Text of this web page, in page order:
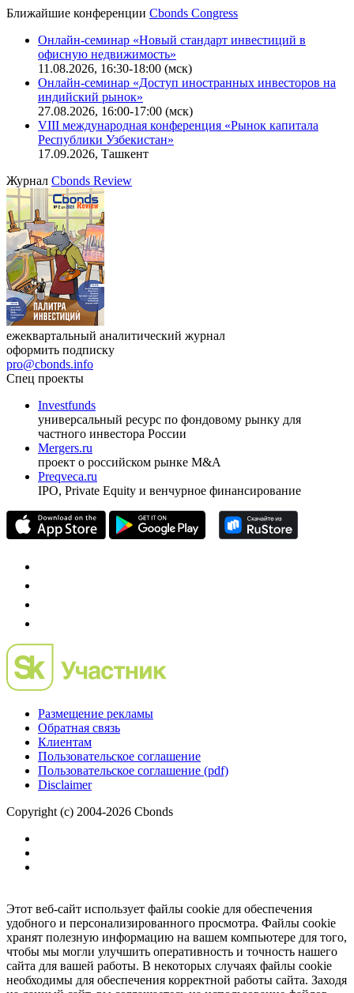
Ближайшие конференции Cbonds Congress
Онлайн-семинар «Новый стандарт инвестиций в
офисную недвижимость»
11.08.2026, 16:30-18:00 (мск)
Онлайн-семинар «Доступ иностранных инвесторов на
индийский рынок»
27.08.2026, 16:00-17:00 (мск)
VIII международная конференция «Рынок капитала
Республики Узбекистан»
17.09.2026, Ташкент
Журнал Cbonds Review
ежеквартальный аналитический журнал
оформить подписку
pro@cbonds.info
Спец проекты
Investfunds
универсальный ресурс по фондовому рынку для
частного инвестора России
Mergers.ru
проект о российском рынке M&A
Preqveca.ru
IPO, Private Equity и венчурное финансирование
Размещение рекламы
Обратная связь
Клиентам
Пользовательское соглашение
Пользовательское соглашение (pdf)
Disclaimer
Copyright (c) 2004-2026 Cbonds
Этот веб-сайт использует файлы cookie для обеспечения
удобного и персонализированного просмотра. Файлы cookie
хранят полезную информацию на вашем компьютере для того,
чтобы мы могли улучшить оперативность и точность нашего
сайта для вашей работы. В некоторых случаях файлы cookie
необходимы для обеспечения корректной работы сайта. Заходя